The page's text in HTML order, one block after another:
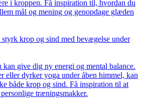
i kroppen. Få inspiration til, hvordan du
mål og mening og genopdage glæden
krop og sind med bevægelse under
give dig ny energi og mental balance.
eller dyrker yoga under åben himmel, kan
både krop og sind. Få inspiration til at
træningsmakker.